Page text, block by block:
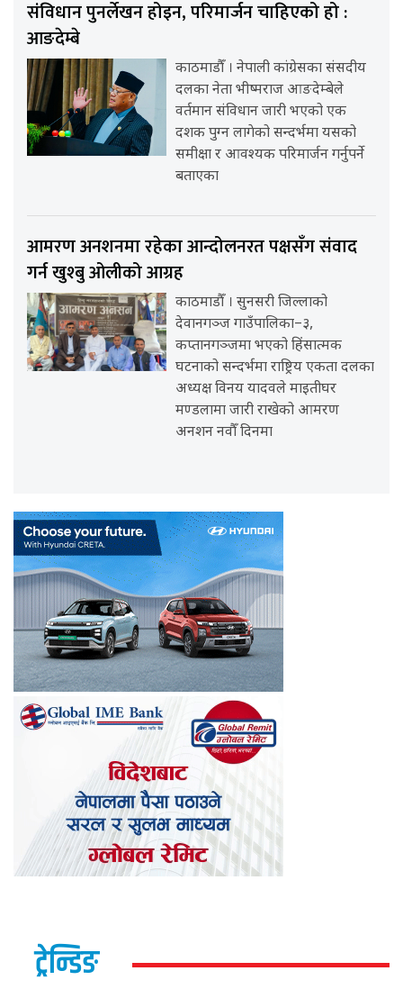
संविधान पुनर्लेखन होइन, परिमार्जन चाहिएको हो :
आङदेम्बे
काठमाडौँ । नेपाली कांग्रेसका संसदीय
दलका नेता भीष्मराज आङदेम्बेले
वर्तमान संविधान जारी भएको एक
दशक पुग्न लागेको सन्दर्भमा यसको
समीक्षा र आवश्यक परिमार्जन गर्नुपर्ने
बताएका
आमरण अनशनमा रहेका आन्दोलनरत पक्षसँग संवाद
गर्न खुश्बु ओलीको आग्रह
काठमाडौँ । सुनसरी जिल्लाको
देवानगञ्ज गाउँपालिका–३,
कप्तानगञ्जमा भएको हिंसात्मक
घटनाको सन्दर्भमा राष्ट्रिय एकता दलका
अध्यक्ष विनय यादवले माइतीघर
मण्डलामा जारी राखेको आमरण
अनशन नवौँ दिनमा
ट्रेन्डिङ